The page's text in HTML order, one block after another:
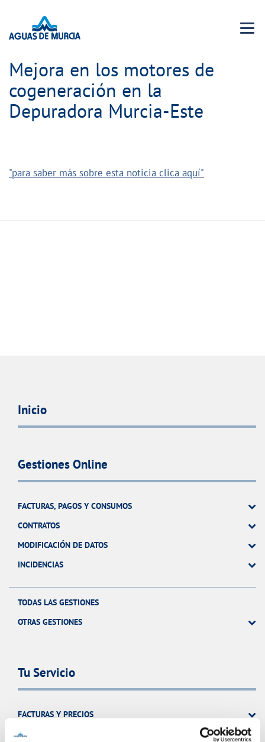
Menu
Mejora en los motores de
cogeneración en la
Depuradora Murcia-Este
"para saber más sobre esta noticia clica aquí"
Inicio
Gestiones Online
FACTURAS, PAGOS Y CONSUMOS
CONTRATOS
MODIFICACIÓN DE DATOS
INCIDENCIAS
TODAS LAS GESTIONES
OTRAS GESTIONES
Tu Servicio
FACTURAS Y PRECIOS
ATENCIÓN AL CLIENTE